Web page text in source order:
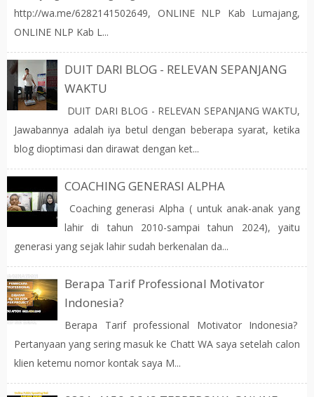
http://wa.me/6282141502649, ONLINE NLP Kab Lumajang,
ONLINE NLP Kab L...
DUIT DARI BLOG - RELEVAN SEPANJANG
WAKTU
DUIT DARI BLOG - RELEVAN SEPANJANG WAKTU,
Jawabannya adalah iya betul dengan beberapa syarat, ketika
blog dioptimasi dan dirawat dengan ket...
COACHING GENERASI ALPHA
Coaching generasi Alpha ( untuk anak-anak yang
lahir di tahun 2010-sampai tahun 2024), yaitu
generasi yang sejak lahir sudah berkenalan da...
Berapa Tarif Professional Motivator
Indonesia?
Berapa Tarif professional Motivator Indonesia?
Pertanyaan yang sering masuk ke Chatt WA saya setelah calon
klien ketemu nomor kontak saya M...